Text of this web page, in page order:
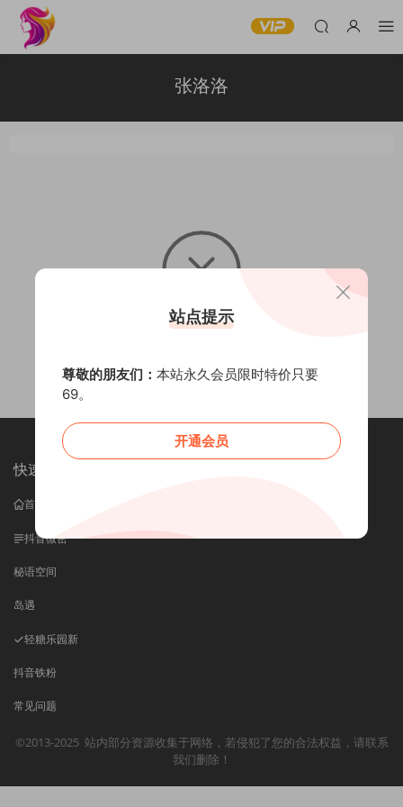
张洛洛
暂无内容
快速导航
首页
抖音微密
秘语空间
岛遇
轻糖乐园新
抖音铁粉
常见问题
©2013-2025 站内部分资源收集于网络，若侵犯了您的合法权益，请联系
我们删除！
站点提示
尊敬的朋友们： 本站永久会员限时特价只要
69。
开通会员